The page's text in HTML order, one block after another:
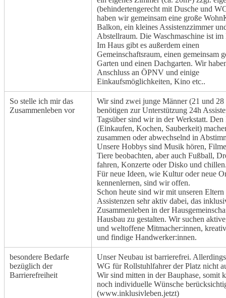
(behindertengerecht mit Dusche und
haben wir gemeinsam eine große
Balkon, ein kleines Assistenzzimmer
Abstellraum. Die Waschmaschine ist im
Im Haus gibt es außerdem einen
Gemeinschaftsraum, einen gemeinsam
Garten und einen Dachgarten. Wir
Anschluss an ÖPNV und einige
Einkaufsmöglichkeiten, Kino etc..
So stelle ich mir das
Zusammenleben vor
Wir sind zwei junge Männer (21 und 28
benötigen zur Unterstützung 24h
Tagsüber sind wir in der Werkstatt. Den
(Einkaufen, Kochen, Sauberkeit)
zusammen oder abwechselnd in
Unsere Hobbys sind Musik hören,
Tiere beobachten, aber auch Fußball,
fahren, Konzerte oder Disko und
Für neue Ideen, wie Kultur oder neue
kennenlernen, sind wir offen.
Schon heute sind wir mit unseren Eltern
Assistenzen sehr aktiv dabei, das
Zusammenleben in der
Hausbau zu gestalten. Wir suchen
und weltoffene Mitmacher:innen,
und findige Handwerker:innen.
besondere Bedarfe
bezüglich der
Barrierefreiheit
Unser Neubau ist barrierefrei.
WG für Rollstuhlfahrer der Platz nicht
Wir sind mitten in der Bauphase, somit
noch individuelle Wünsche
(www.inklusivleben.jetzt)